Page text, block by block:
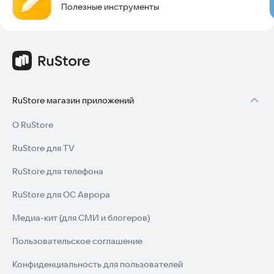
Полезные инструменты
RuStore магазин приложений
О RuStore
RuStore для TV
RuStore для телефона
RuStore для ОС Аврора
Медиа-кит (для СМИ и блогеров)
Пользовательское соглашение
Конфиденциальность для пользователей